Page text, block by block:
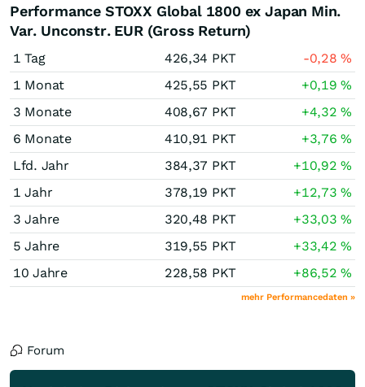
Performance STOXX Global 1800 ex Japan Min.
Var. Unconstr. EUR (Gross Return)
1 Tag 426,34 PKT -0,28%
1 Monat
425,55 PKT +0,19%
3 Monate
408,67 PKT +4,32%
6 Monate
410,91 PKT +3,76%
Lfd. Jahr
384,37 PKT +10,92%
1 Jahr
378,19 PKT +12,73%
3 Jahre
320,48 PKT +33,03%
5 Jahre
319,55 PKT +33,42%
10 Jahre
228,58 PKT +86,52%
mehr Performancedaten »
Forum